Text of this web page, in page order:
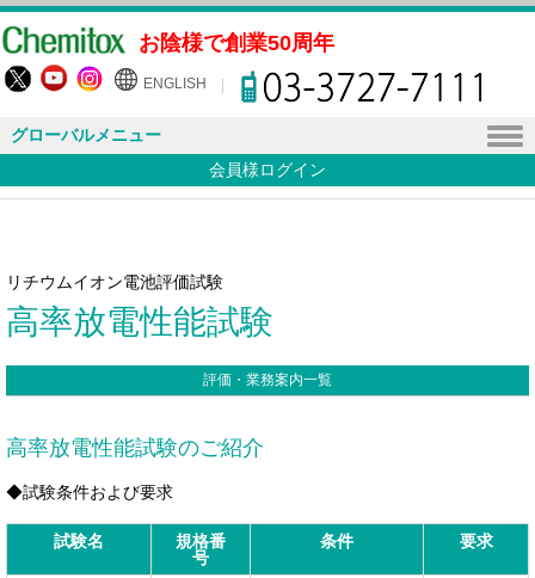
お陰様で創業50周年
ENGLISH
グローバルメニュー
会員様ログイン
リチウムイオン電池評価試験
高率放電性能試験
評価・業務案内一覧
高率放電性能試験のご紹介
◆試験条件および要求
試験名
規格番
号
条件 要求